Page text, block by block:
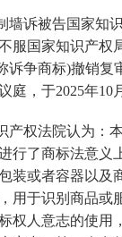
墙诉被告国家知
服国家知识产权
诉争商标)撤销
庭，于2025年10
产权法院认为：
行了商标法意义
装或者容器以及
用于识别商品或
权人意志的使用